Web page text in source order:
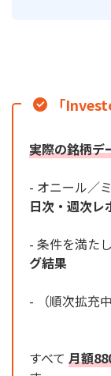
「
実際の銘柄デ
- オニール／
日次・週次レ
- 条件を満た
グ結果
- （順次拡充中
すべて 月額